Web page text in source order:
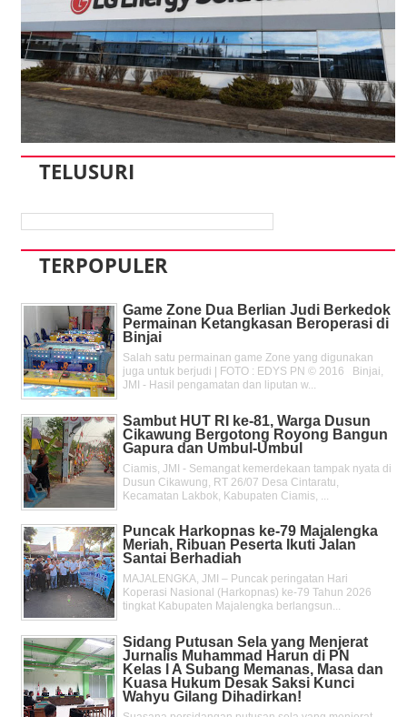
TELUSURI
TERPOPULER
Game Zone Dua Berlian Judi Berkedok
Permainan Ketangkasan Beroperasi di
Binjai
Salah satu permainan game Zone yang digunakan
juga untuk berjudi | FOTO : EDYS PN © 2016 Binjai,
JMI - Hasil pengamatan dan liputan w...
Sambut HUT RI ke-81, Warga Dusun
Cikawung Bergotong Royong Bangun
Gapura dan Umbul-Umbul
Ciamis, JMI - Semangat kemerdekaan tampak nyata di
Dusun Cikawung, RT 26/07 Desa Cintaratu,
Kecamatan Lakbok, Kabupaten Ciamis, ...
Puncak Harkopnas ke-79 Majalengka
Meriah, Ribuan Peserta Ikuti Jalan
Santai Berhadiah
MAJALENGKA, JMI – Puncak peringatan Hari
Koperasi Nasional (Harkopnas) ke-79 Tahun 2026
tingkat Kabupaten Majalengka berlangsun...
Sidang Putusan Sela yang Menjerat
Jurnalis Muhammad Harun di PN
Kelas l A Subang Memanas, Masa dan
Kuasa Hukum Desak Saksi Kunci
Wahyu Gilang Dihadirkan!